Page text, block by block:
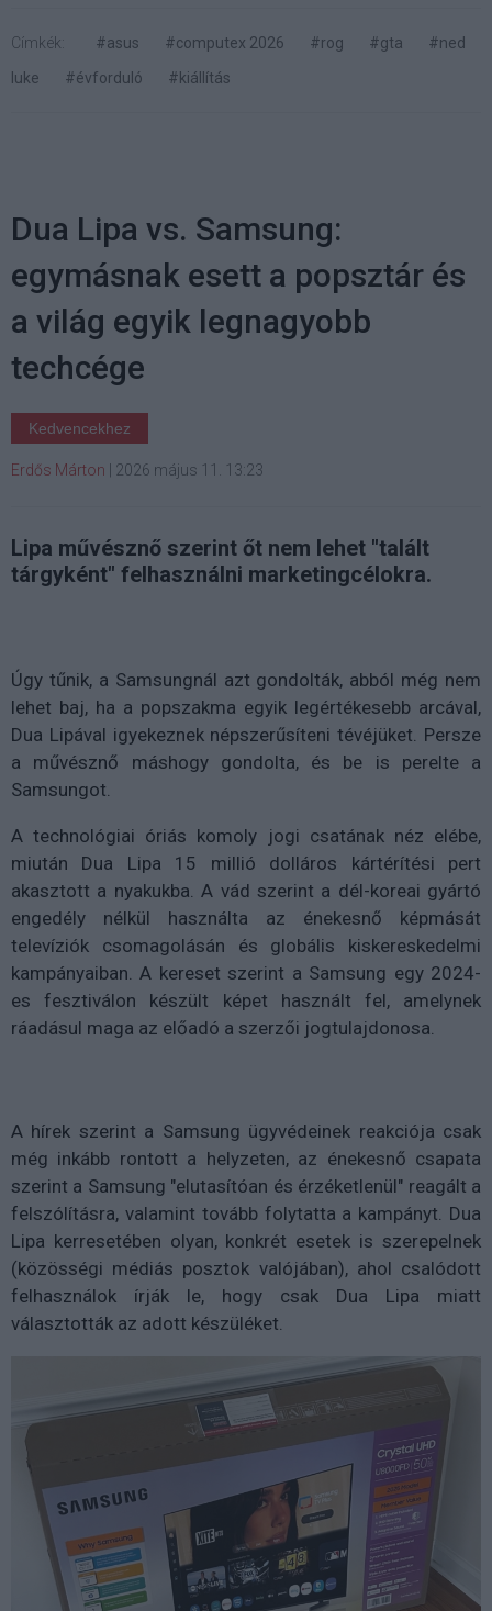
Címkék: #asus #computex 2026 #rog #gta
#ned
luke
#évforduló #kiállítás
Dua Lipa vs. Samsung:
egymásnak esett a popsztár és
a világ egyik legnagyobb
techcége
Kedvencekhez
Erdős Márton 2026 május 11. 13:23
Lipa művésznő szerint őt nem lehet "talált
tárgyként" felhasználni marketingcélokra.
Úgy tűnik, a Samsungnál azt gondolták, abból még nem
lehet baj, ha a popszakma egyik legértékesebb arcával,
Dua Lipával igyekeznek népszerűsíteni tévéjüket. Persze
a művésznő máshogy gondolta, és be is perelte a
Samsungot.
A technológiai óriás komoly jogi csatának néz elébe,
miután Dua Lipa 15 millió dolláros kártérítési pert
akasztott a nyakukba. A vád szerint a dél-koreai gyártó
engedély nélkül használta az énekesnő képmását
televíziók csomagolásán és globális kiskereskedelmi
kampányaiban. A kereset szerint a Samsung egy 2024-
es fesztiválon készült képet használt fel, amelynek
ráadásul maga az előadó a szerzői jogtulajdonosa.
A hírek szerint a Samsung ügyvédeinek reakciója csak
még inkább rontott a helyzeten, az énekesnő csapata
szerint a Samsung "elutasítóan és érzéketlenül" reagált a
felszólításra, valamint tovább folytatta a kampányt. Dua
Lipa kerresetében olyan, konkrét esetek is szerepelnek
(közösségi médiás posztok valójában), ahol csalódott
felhasználok írják le, hogy csak Dua Lipa miatt
választották az adott készüléket.